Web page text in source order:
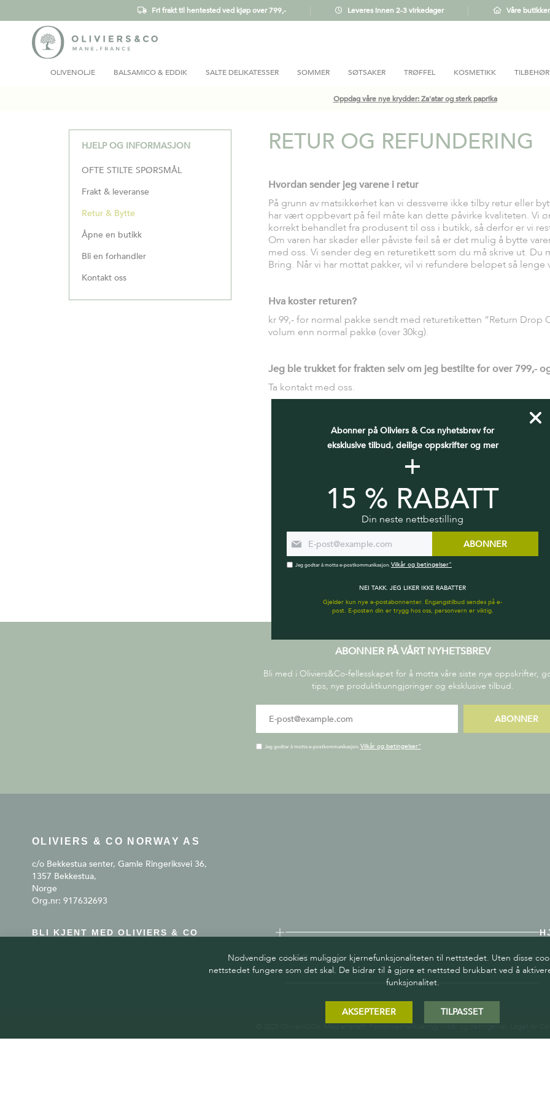
Abonner på Oliviers & Cos nyhetsbrev for
eksklusive tilbud, deilige oppskrifter og mer
+
15 % RABATT
Din neste nettbestilling
ABONNER
Jeg godtar å motta e-postkommunikasjon.Vilkår og betingelser"
NEI TAKK. JEG LIKER IKKE RABATTER
Gjelder kun nye e-postabonnenter. Engangstilbud sendes på e-
post. E-posten din er trygg hos oss, personvern er viktig.
Fri frakt til hentested ved kjøp over 799,- Leveres innen 2-3 virkedager Våre butikker
OLIVENOLJE BALSAMICO & EDDIK SALTE DELIKATESSER SOMMER SØTSAKER TRØFFEL KOSMETIKK TILBEHØR
Oppdag våre nye krydder: Za'atar og sterk paprika
RETUR OG REFUNDERING
Hvordan sender jeg varene i retur
På grunn av matsikkerhet kan vi dessverre ikke tilby retur eller
har vært oppbevart på feil måte kan dette påvirke kvaliteten. Vi
korrekt behandlet fra produsent til oss i butikk, så derfor er vi
Om varen har skader eller påviste feil så er det mulig å bytte
med oss. Vi sender deg en returetikett som du må skrive ut.
Bring. Når vi har mottat pakker, vil vi refundere beløpet så
Hva koster returen?
kr 99,- for normal pakke sendt med returetiketten ”Return Drop
volum enn normal pakke (over 30kg).
Jeg ble trukket for frakten selv om jeg bestilte for over 799,-
Ta kontakt med oss.
Har du flere
HJELP OG INFORMASJON
OFTE STILTE SPØRSMÅL
Frakt & leveranse
Retur & Bytte
Åpne en butikk
Bli en forhandler
Kontakt oss
ABONNER PÅ VÅRT NYHETSBREV
Bli med i Oliviers&Co-fellesskapet for å motta våre siste nye oppskrifter,
tips, nye produktkunngjøringer og eksklusive tilbud.
ABONNER
Jeg godtar å motta e-postkommunikasjon. Vilkår og betingelser"
BLI KJENT MED OLIVIERS & CO
LÆR
OLIVIERS & CO NORWAY AS
c/o Bekkestua senter, Gamle Ringeriksvei 36,
1357 Bekkestua,
Norge
Org.nr: 917632693
© 2025 Oliviers&Co. Med enerett.PersonvernerklæringVilkår og betingelser
Nødvendige cookies muliggjør kjernefunksjonaliteten til nettstedet. Uten disse
nettstedet fungere som det skal. De bidrar til å gjøre et nettsted brukbart ved å
funksjonalitet.
AKSEPTERER TILPASSET